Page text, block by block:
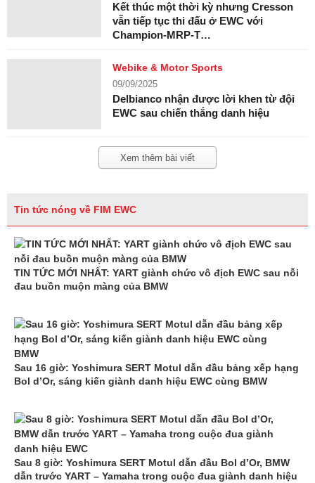
Kết thúc một thời kỳ nhưng Cresson
vẫn tiếp tục thi đấu ở EWC với
Champion-MRP-T…
Webike & Motor Sports
09/09/2025
Delbianco nhận được lời khen từ đội
EWC sau chiến thắng danh hiệu
Xem thêm bài viết
Tin tức nóng về FIM EWC
TIN TỨC MỚI NHẤT: YART giành chức vô địch EWC sau nỗi
đau buồn muộn màng của BMW
Sau 16 giờ: Yoshimura SERT Motul dẫn đầu bảng xếp hạng
Bol d’Or, sáng kiến ​​giành danh hiệu EWC cùng BMW
Sau 8 giờ: Yoshimura SERT Motul dẫn đầu Bol d’Or, BMW
dẫn trước YART – Yamaha trong cuộc đua giành danh hiệu